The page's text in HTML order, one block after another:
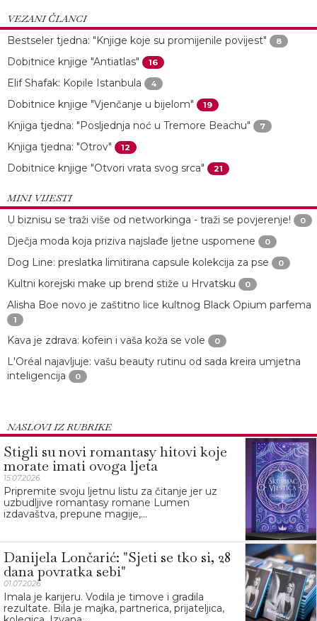
VEZANI ČLANCI
Bestseler tjedna: "Knjige koje su promijenile povijest"
8
Dobitnice knjige "Antiatlas" 16
Elif Shafak: Kopile Istanbula 4
Dobitnice knjige "Vjenčanje u bijelom" 19
Knjiga tjedna: "Posljednja noć u Tremore Beachu" 7
Knjiga tjedna: "Otrov" 12
Dobitnice knjige "Otvori vrata svog srca" 21
MINI VIJESTI
U biznisu se traži više od networkinga - traži se povjerenje!
0
Dječja moda koja priziva najslađe ljetne uspomene 0
Dog Line: preslatka limitirana capsule kolekcija za pse 0
Kultni korejski make up brend stiže u Hrvatsku 0
Alisha Boe novo je zaštitno lice kultnog Black Opium parfema
1
Kava je zdrava: kofein i vaša koža se vole 0
L'Oréal najavljuje: vašu beauty rutinu od sada kreira umjetna
inteligencija
0
NASLOVI IZ RUBRIKE
Stigli su novi romantasy hitovi koje
morate imati ovoga ljeta
15.07.2026.
Pripremite svoju ljetnu listu za čitanje jer uz
uzbudljive romantasy romane Lumen
izdavaštva, prepune magije,...
Danijela Lončarić: "Sjeti se tko si, 28
dana povratka sebi"
01.07.2026.
Imala je karijeru. Vodila je timove i gradila
rezultate. Bila je majka, partnerica, prijateljica,